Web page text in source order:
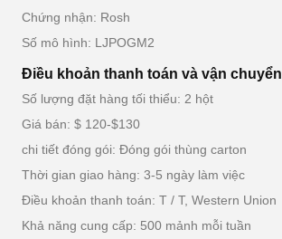
Chứng nhận: Rosh
Số mô hình: LJPOGM2
Điều khoản thanh toán và vận chuyển
Số lượng đặt hàng tối thiểu: 2 hột
Giá bán: $ 120-$130
chi tiết đóng gói: Đóng gói thùng carton
Thời gian giao hàng: 3-5 ngày làm việc
Điều khoản thanh toán: T / T, Western Union
Khả năng cung cấp: 500 mảnh mỗi tuần